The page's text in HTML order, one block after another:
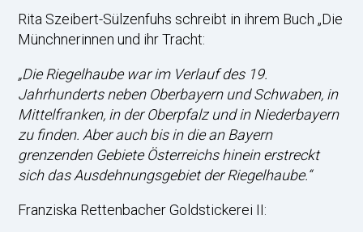
Rita Szeibert-Sülzenfuhs schreibt in ihrem Buch „Die
Münchnerinnen und ihr Tracht:
„Die Riegelhaube war im Verlauf des 19.
Jahrhunderts neben Oberbayern und Schwaben, in
Mittelfranken, in der Oberpfalz und in Niederbayern
zu finden. Aber auch bis in die an Bayern
grenzenden Gebiete Österreichs hinein erstreckt
sich das Ausdehnungsgebiet der Riegelhaube.“
Franziska Rettenbacher Goldstickerei II: